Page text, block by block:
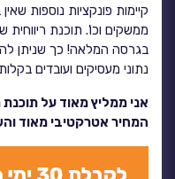
קיימות פונקציות נוספות
ממשקים וכו'. תוכנת
בגרסה המלאה! כך שניתן
נתוני מעסיקים ועובדים בקלות
אני ממליץ מאוד על
המחיר אטרקטיבי מאוד